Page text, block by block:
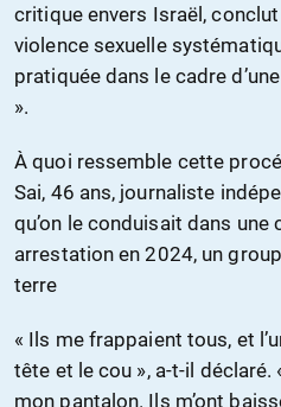
critique envers Israël, conclut
violence sexuelle
pratiquée dans le cadre
».
À quoi ressemble cette
Sai, 46 ans, journaliste
qu’on le conduisait dans une
arrestation en 2024, un
terre
« Ils me frappaient tous, et
tête et le cou », a-t-il déclaré.
mon pantalon. Ils m’ont